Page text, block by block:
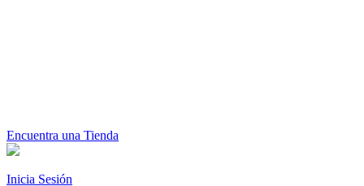
Encuentra una Tienda
Inicia Sesión